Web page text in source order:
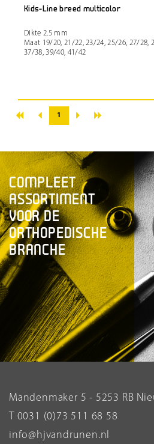
Kids-Line breed multicolor
Dikte 2.5 mm
Maat 19/20, 21/22, 23/24, 25/26, 27/28,
37/38, 39/40, 41/42
« ‹ 1 › »
COMPLEET
ASSORTIMENT
VOOR DE
ORTHOPEDISCHE
BRANCHE
Mandenmaker 5 - 5253 RB
T 0031 (0)73 511 68 58
info@hjvandrunen.nl